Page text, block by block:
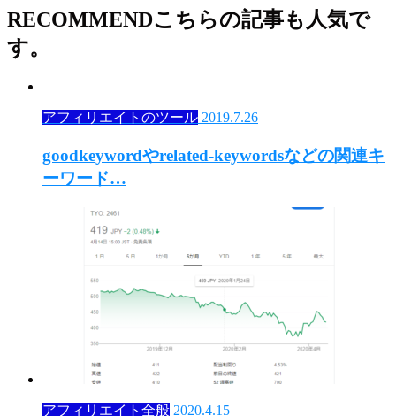
RECOMMENDこちらの記事も人気で
す。
アフィリエイトのツール 2019.7.26
goodkeywordやrelated-keywordsなどの関連キ
ーワード…
アフィリエイト全般 2020.4.15